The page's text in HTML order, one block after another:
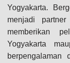
Yogyakarta.
menjadi
memberikan
Yogyakarta
berpengalaman